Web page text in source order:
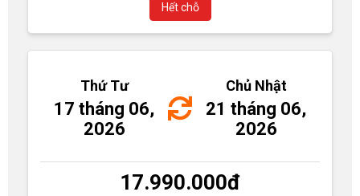
Hết chỗ
Thứ Tư
17 tháng 06,
2026
Chủ Nhật
21 tháng 06,
2026
17.990.000đ